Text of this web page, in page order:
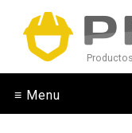
≡ Menu